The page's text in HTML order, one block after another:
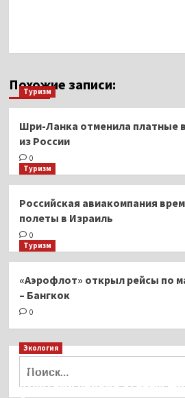
Похожие записи:
Туризм
Шри-Ланка отменила платные
из России
0
Туризм
Российская авиакомпания
полеты в Израиль
0
Туризм
«Аэрофлот» открыл рейсы по
– Бангкок
0
Экология
Для автомобилистов
пунктами приёма старых